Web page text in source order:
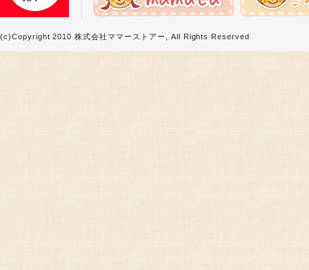
(c)Copyright 2010 株式会社ママーストアー, All Rights Reserved